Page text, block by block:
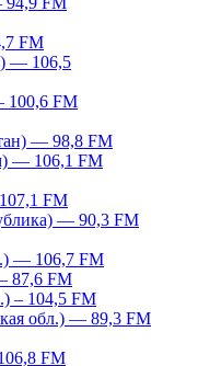
FM
— 106,5
100,6 FM
— 98,8 FM
— 106,1 FM
FM
— 90,3 FM
— 106,7 FM
87,6 FM
– 104,5 FM
обл.) — 89,3 FM
FM